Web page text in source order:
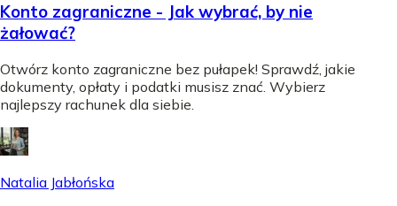
Konto zagraniczne - Jak wybrać, by nie
żałować?
Otwórz konto zagraniczne bez pułapek! Sprawdź, jakie
dokumenty, opłaty i podatki musisz znać. Wybierz
najlepszy rachunek dla siebie.
Natalia Jabłońska